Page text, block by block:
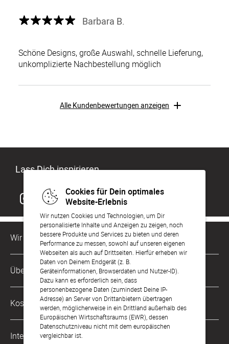
Cookies für Dein optimales
Website-Erlebnis
Wir nutzen Cookies und Technologien, um Dir
personalisierte Inhalte und Anzeigen zu zeigen, noch
bessere Produkte und Services zu bieten und deren
Performance zu messen, sowohl auf unseren eigenen
Webseiten als auch auf Drittseiten. Hierfür erheben wir
Daten von Deinem Endgerät (z. B.
Geräteinformationen, Browserdaten und Nutzer-ID).
Dazu kann es erforderlich sein, dass
personenbezogene Daten (zumindest Deine IP-
Adresse) an Server von Drittanbietern übertragen
werden, möglicherweise in ein Drittland außerhalb des
Europäischen Wirtschaftsraums (EWR), dessen
Datenschutzniveau nicht mit dem europäischen
vergleichbar ist.
Barbara B.
Schöne Designs, große Auswahl, schnelle Lieferung,
unkomplizierte Nachbestellung möglich
Alle Kundenbewertungen anzeigen
Lass Dich inspirieren
Wir sind für Dich da
Kundenservice-Hotline
0049 221 956 725 10
Mo. - Fr. von 9 bis 17 Uhr
kontakt@sendmoments.ch
Über Uns
Philosophie
Karriere
Impressum
Kostenlose Services
Musterkarten
International